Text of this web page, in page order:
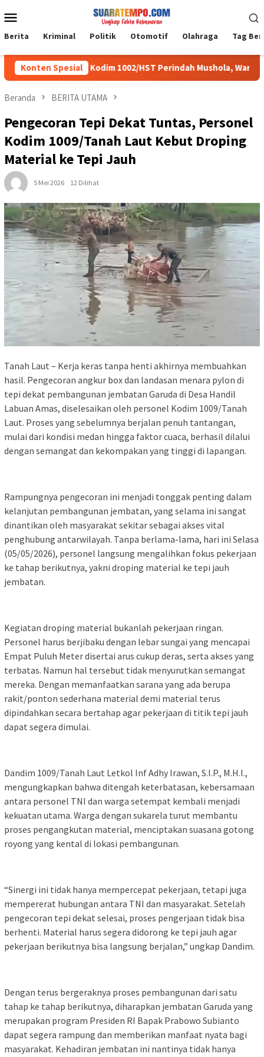
ke
kontenMobile
Berita Kriminal Politik Otomotif Olahraga Tag
Konten Spesial
Satgas TMMD Kodim 1002/HST Perindah Mushola, Warga
Beranda BERITA UTAMA
Pengecoran Tepi Dekat Tuntas, Personel
Kodim 1009/Tanah Laut Kebut Droping
Material ke Tepi Jauh
5 Mei 2026 12 Dilihat
Tanah Laut – Kerja keras tanpa henti akhirnya membuahkan
hasil. Pengecoran angkur box dan landasan menara pylon di
tepi dekat pembangunan jembatan Garuda di Desa Handil
Labuan Amas, diselesaikan oleh personel Kodim 1009/Tanah
Laut. Proses yang sebelumnya berjalan penuh tantangan,
mulai dari kondisi medan hingga faktor cuaca, berhasil dilalui
dengan semangat dan kekompakan yang tinggi di lapangan.
Rampungnya pengecoran ini menjadi tonggak penting dalam
kelanjutan pembangunan jembatan, yang selama ini sangat
dinantikan oleh masyarakat sekitar sebagai akses vital
penghubung antarwilayah. Tanpa berlama-lama, hari ini Selasa
(05/05/2026), personel langsung mengalihkan fokus pekerjaan
ke tahap berikutnya, yakni droping material ke tepi jauh
jembatan.
Kegiatan droping material bukanlah pekerjaan ringan.
Personel harus berjibaku dengan lebar sungai yang mencapai
Empat Puluh Meter disertai arus cukup deras, serta akses yang
terbatas. Namun hal tersebut tidak menyurutkan semangat
mereka. Dengan memanfaatkan sarana yang ada berupa
rakit/ponton sederhana material demi material terus
dipindahkan secara bertahap agar pekerjaan di titik tepi jauh
dapat segera dimulai.
Dandim 1009/Tanah Laut Letkol Inf Adhy Irawan, S.I.P., M.H.I.,
mengungkapkan bahwa ditengah keterbatasan, kebersamaan
antara personel TNI dan warga setempat kembali menjadi
kekuatan utama. Warga dengan sukarela turut membantu
proses pengangkutan material, menciptakan suasana gotong
royong yang kental di lokasi pembangunan.
“Sinergi ini tidak hanya mempercepat pekerjaan, tetapi juga
mempererat hubungan antara TNI dan masyarakat. Setelah
pengecoran tepi dekat selesai, proses pengerjaan tidak bisa
berhenti. Material harus segera didorong ke tepi jauh agar
pekerjaan berikutnya bisa langsung berjalan,” ungkap Dandim.
Dengan terus bergeraknya proses pembangunan dari satu
tahap ke tahap berikutnya, diharapkan jembatan Garuda yang
merupakan program Presiden RI Bapak Prabowo Subianto
dapat segera rampung dan memberikan manfaat nyata bagi
masyarakat. Kehadiran jembatan ini nantinya tidak hanya